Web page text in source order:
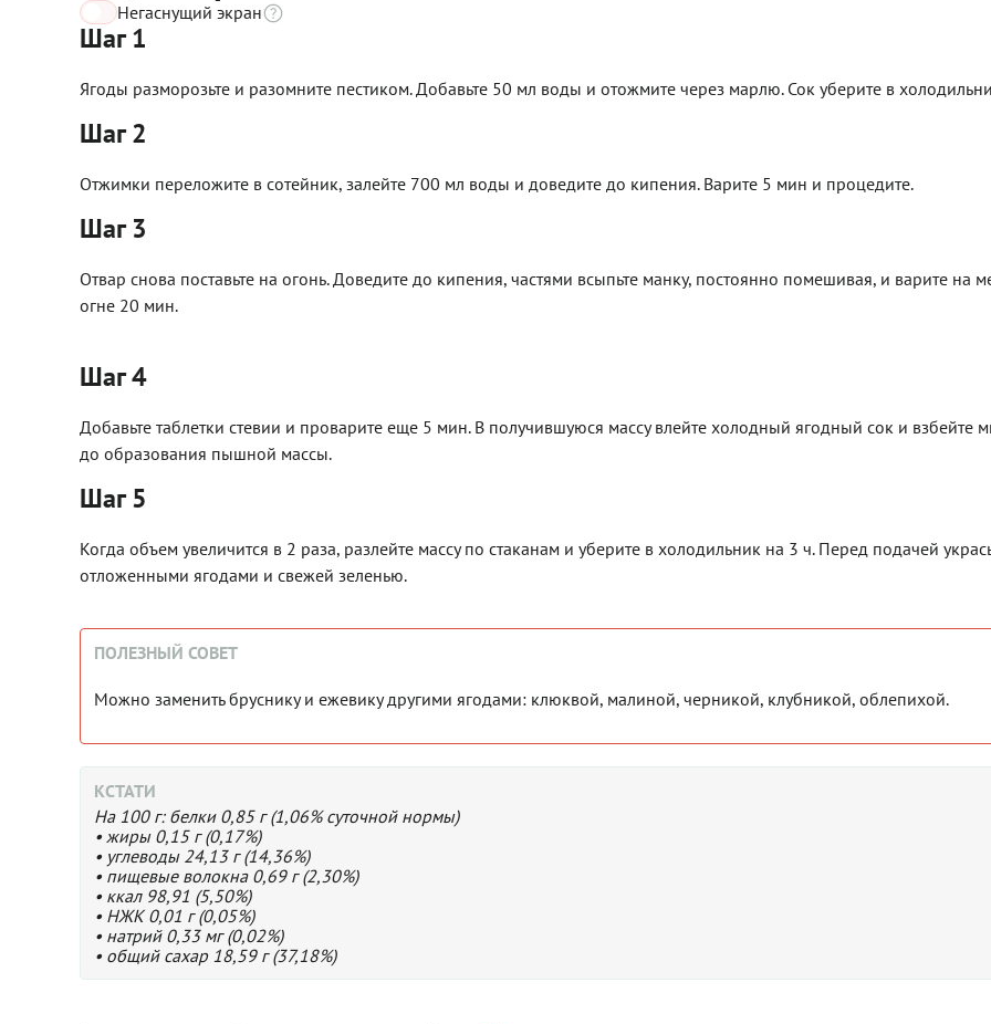
Негаснущий экран
Шаг 1
Ягоды разморозьте и разомните пестиком. Добавьте 50 мл воды и отожмите через марлю. Сок уберите в
Шаг 2
Отжимки переложите в сотейник, залейте 700 мл воды и доведите до кипения. Варите 5 мин и процедите.
Шаг 3
Отвар снова поставьте на огонь. Доведите до кипения, частями всыпьте манку, постоянно помешивая, и варите на
огне 20 мин.
Шаг 4
Добавьте таблетки стевии и проварите еще 5 мин. В получившуюся массу влейте холодный ягодный сок и взбейте
до образования пышной массы.
Шаг 5
Когда объем увеличится в 2 раза, разлейте массу по стаканам и уберите в холодильник на 3 ч. Перед подачей
отложенными ягодами и свежей зеленью.
ПОЛЕЗНЫЙ СОВЕТ
Можно заменить бруснику и ежевику другими ягодами: клюквой, малиной, черникой, клубникой, облепихой.
КСТАТИ
На 100 г: белки 0,85 г (1,06% суточной нормы)
• жиры 0,15 г (0,17%)
• углеводы 24,13 г (14,36%)
• пищевые волокна 0,69 г (2,30%)
• ккал 98,91 (5,50%)
• НЖК 0,01 г (0,05%)
• натрий 0,33 мг (0,02%)
• общий сахар 18,59 г (37,18%)